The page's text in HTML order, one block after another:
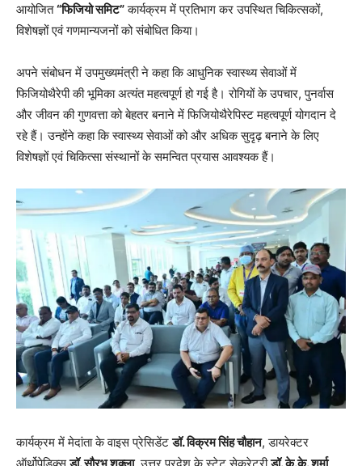
आयोजित“फिजियो समिट”कार्यक्रम में प्रतिभाग कर उपस्थित चिकित्सकों,
विशेषज्ञों एवं गणमान्यजनों को संबोधित किया।
अपने संबोधन में उपमुख्यमंत्री ने कहा कि आधुनिक स्वास्थ्य सेवाओं में
फिजियोथैरेपी की भूमिका अत्यंत महत्वपूर्ण हो गई है। रोगियों के उपचार, पुनर्वास
और जीवन की गुणवत्ता को बेहतर बनाने में फिजियोथैरेपिस्ट महत्वपूर्ण योगदान दे
रहे हैं। उन्होंने कहा कि स्वास्थ्य सेवाओं को और अधिक सुदृढ़ बनाने के लिए
विशेषज्ञों एवं चिकित्सा संस्थानों के समन्वित प्रयास आवश्यक हैं।
कार्यक्रम में मेदांता के वाइस प्रेसिडेंटडॉ. विक्रम सिंह चौहान, डायरेक्टर